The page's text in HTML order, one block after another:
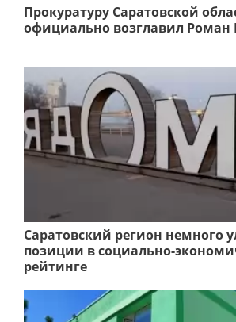
Прокуратуру Саратовской
официально возглавил Роман
Саратовский регион немного
позиции в социально-
рейтинге